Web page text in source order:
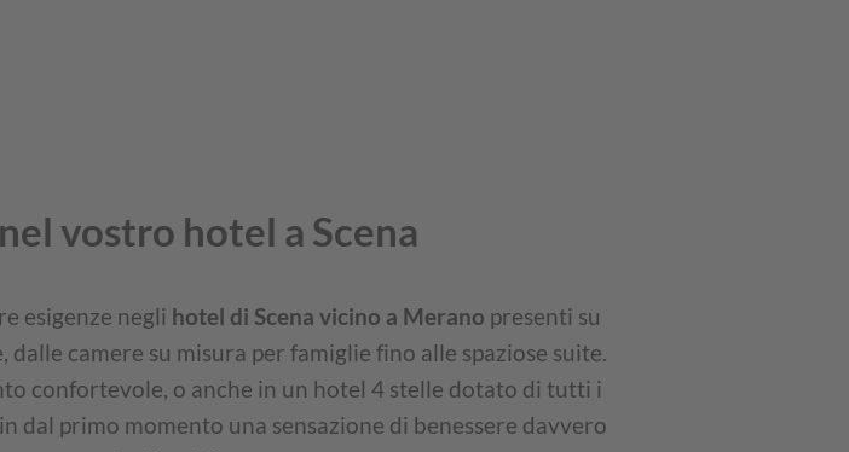
vostro hotel a Scena
esigenze negli hotel di Scena vicino a Merano presenti su
camere su misura per famiglie fino alle spaziose suite.
confortevole, o anche in un hotel 4 stelle dotato di tutti i
primo momento una sensazione di benessere davvero